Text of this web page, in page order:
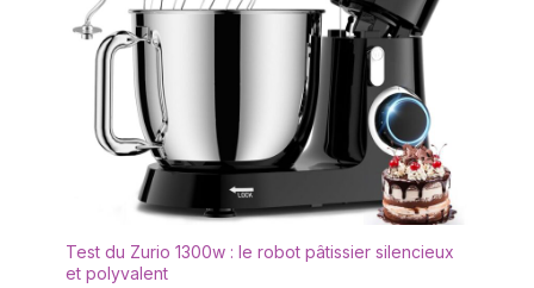
Test du Zurio 1300w : le robot pâtissier silencieux
et polyvalent